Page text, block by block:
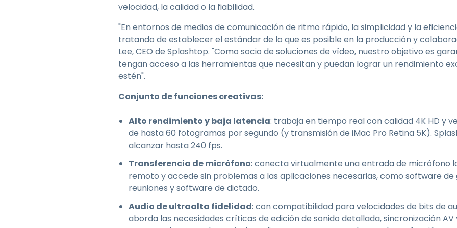
velocidad, la calidad o la fiabilidad.
"En entornos de medios de comunicación de ritmo rápido, la simplicidad y la
tratando de establecer el estándar de lo que es posible en la producción y
Lee, CEO de Splashtop. "Como socio de soluciones de vídeo, nuestro objetivo es
tengan acceso a las herramientas que necesitan y puedan lograr un rendimiento
estén".
Conjunto de funciones creativas:
Alto rendimiento y baja latencia: trabaja en tiempo real con calidad 4K HD y
de hasta 60 fotogramas por segundo (y transmisión de iMac Pro Retina 5K).
alcanzar hasta 240 fps.
Transferencia de micrófono: conecta virtualmente una entrada de micrófono
remoto y accede sin problemas a las aplicaciones necesarias, como software
reuniones y software de dictado.
Audio de ultraalta fidelidad: con compatibilidad para velocidades de bits de
aborda las necesidades críticas de edición de sonido detallada, sincronización